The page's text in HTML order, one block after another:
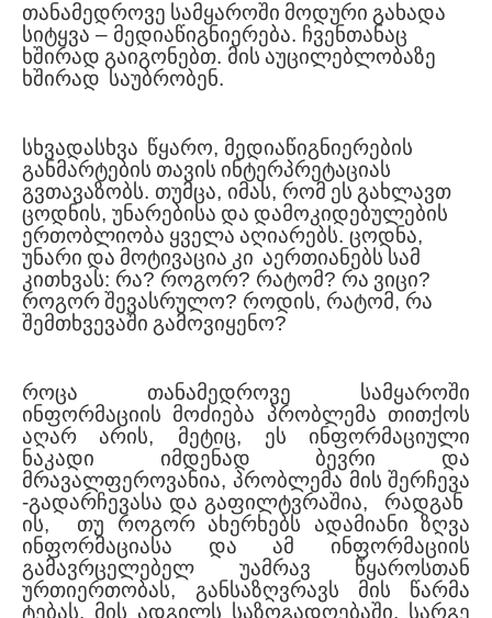
თანამედროვე სამყაროში მოდური გახადა
სიტყვა – მედიაწიგნიერება. ჩვენთანაც
ხშირად გაიგონებთ. მის აუცილებლობაზე
ხშირად საუბრობენ.
სხვადასხვა წყარო, მედიაწიგნიერების
განმარტების თავის ინტერპრეტაციას
გვთავაზობს. თუმცა, იმას, რომ ეს გახლავთ
ცოდნის, უნარებისა და დამოკიდებულების
ერთობლიობა ყველა აღიარებს. ცოდნა,
უნარი და მოტივაცია კი აერთიანებს სამ
კითხვას: რა? როგორ? რატომ? რა ვიცი?
როგორშევასრულო? როდის, რატომ, რა
შემთხვევაში გამოვიყენო?
როცა თანამედროვე
სამყაროში
ინფორმაციის მოძიება პრობლემა თითქოს
აღარ
არის, მეტიც, ეს
ინფორმაციული
ნაკადი
იმდენად ბევრი
და
მრავალფეროვანია, პრობლემა მის შერჩევა
-გადარჩევასა და გაფილტვრაშია, რადგან
ის, თუ როგორ ახერხებს ადამიანი ზღვა
ინფორმაციასა და ამ
ინფორმაციის
გამავრცელებელ
უამრავ
წყაროსთან
ურთიერთობას, განსაზღვრავს მის წარმა
ტებას, მის ადგილს საზოგადოებაში, სარგე